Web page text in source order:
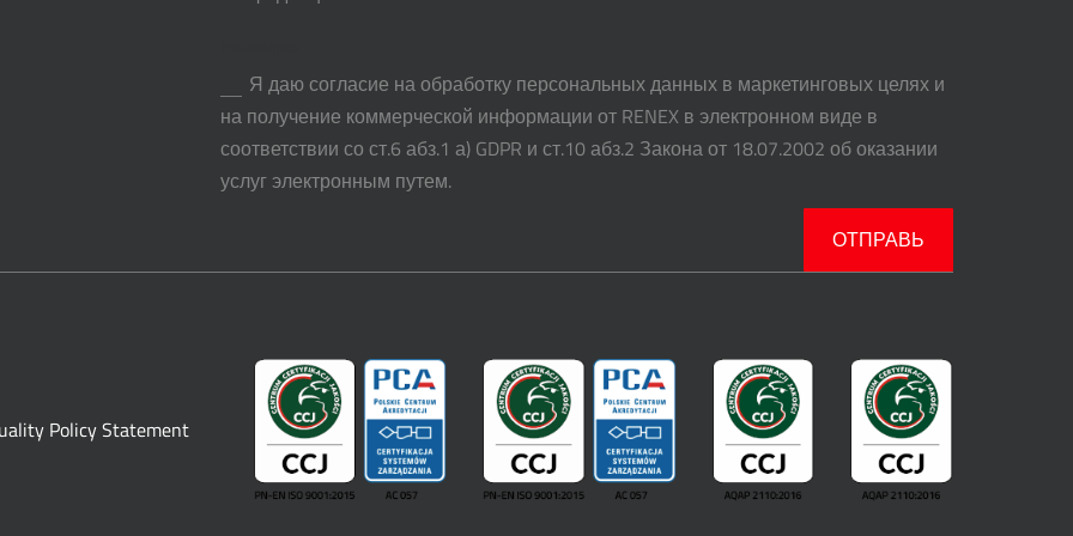
Я даю согласие на обработку персональных данных в маркетинговых целях и
на получение коммерческой информации от RENEX в электронном виде в
соответствии со ст.6 абз.1 а) GDPR и ст.10 абз.2 Закона от 18.07.2002 об оказании
услуг электронным путем.
ОТПРАВЬ
Policy Statement